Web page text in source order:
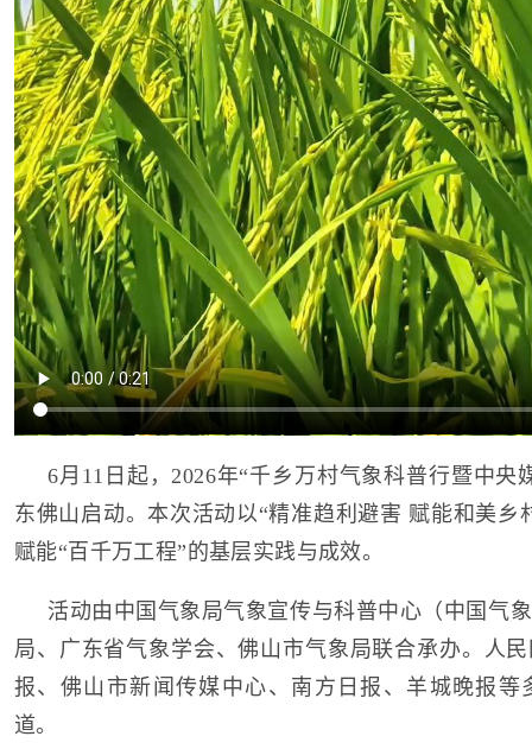
6月11日起，2026年“千乡万村气象科普行暨中央
东佛山启动。本次活动以“精准趋利避害 赋能和美乡
赋能“百千万工程”的基层实践与成效。
活动由中国气象局气象宣传与科普中心（中国气
局、广东省气象学会、佛山市气象局联合承办。人
报、佛山市新闻传媒中心、南方日报、羊城晚报等
道。